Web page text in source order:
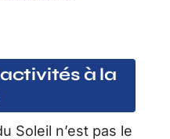
à la
Soleil n’est pas le